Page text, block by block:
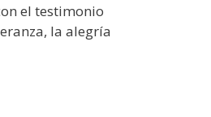
el testimonio
la alegría